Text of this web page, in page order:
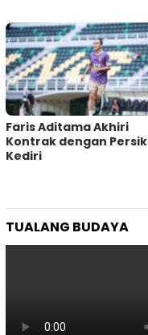
Faris Aditama Akhiri
Kontrak dengan Persik
Kediri
TUALANG BUDAYA